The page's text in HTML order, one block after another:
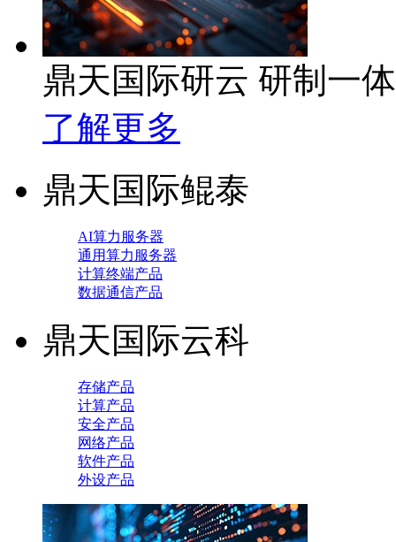
鼎天国际研云 研制一
了解更多
鼎天国际鲲泰
AI算力服务器
通用算力服务器
计算终端产品
数据通信产品
鼎天国际云科
存储产品
计算产品
安全产品
网络产品
软件产品
外设产品